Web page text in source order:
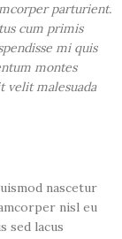
parturient.
cum primis
mi quis
montes
velit malesuada
nascetur
nisl eu
sed lacus